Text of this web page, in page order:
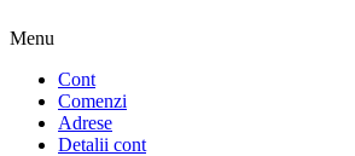
Menu
Cont
Comenzi
Adrese
Detalii cont